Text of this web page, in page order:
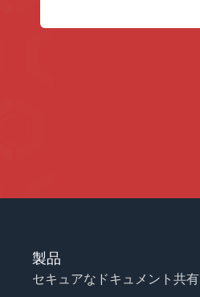
製品
セキュアなドキュメント共有